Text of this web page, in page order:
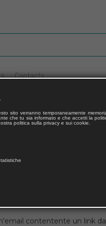
Contacts
contentente un link
sito verranno temporaneamente
che tu sia informato e che accetti la
politica sulla privacy e sui cookie.